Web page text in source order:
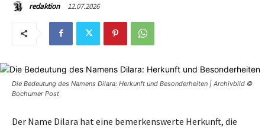
redaktion 12.07.2026
Die Bedeutung des Namens Dilara: Herkunft und Besonderheiten | Archivbild ©
Bochumer Post
Der Name Dilara hat eine bemerkenswerte Herkunft, die